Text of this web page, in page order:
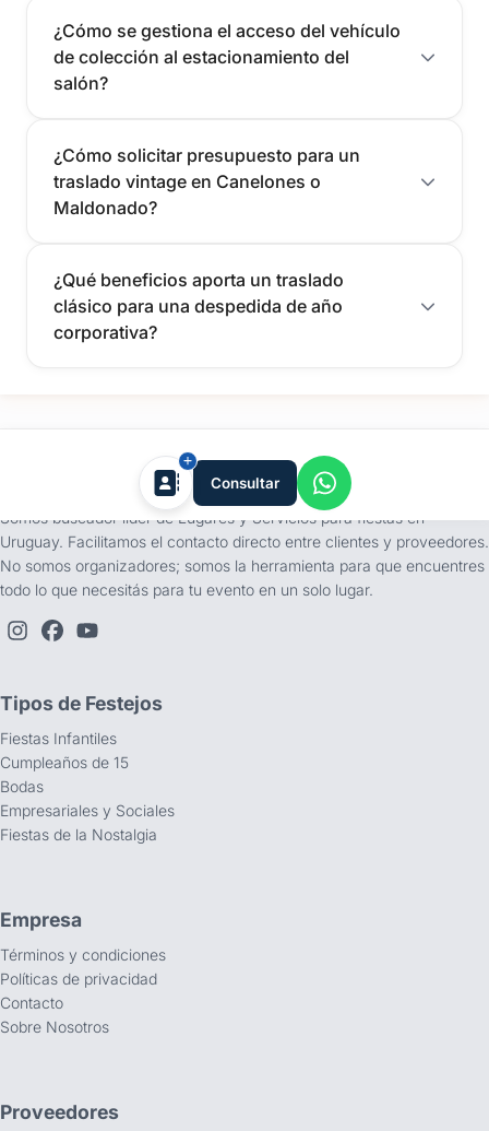
¿Cómo se gestiona el acceso del vehículo
de colección al estacionamiento del
salón?
¿Cómo solicitar presupuesto para un
traslado vintage en Canelones o
Maldonado?
¿Qué beneficios aporta un traslado
clásico para una despedida de año
corporativa?
Consultar
tufiesta.com.uy
Somos buscador líder de Lugares y Servicios para fiestas en
Uruguay. Facilitamos el contacto directo entre clientes y proveedores.
No somos organizadores; somos la herramienta para que encuentres
todo lo que necesitás para tu evento en un solo lugar.
Tipos de Festejos
Fiestas Infantiles
Cumpleaños de 15
Bodas
Empresariales y Sociales
Fiestas de la Nostalgia
Empresa
Términos y condiciones
Políticas de privacidad
Contacto
Sobre Nosotros
Proveedores